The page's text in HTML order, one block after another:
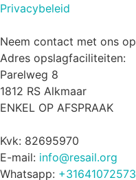
Privacybeleid
Neem contact met ons op
Adres opslagfaciliteiten:
Parelweg 8
1812 RS Alkmaar
ENKEL OP AFSPRAAK
Kvk: 82695970
E-mail: info@resail.org
Whatsapp: +31641072573